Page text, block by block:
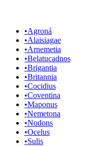
•Agroná
•Alaisiagae
•Arnemetia
•Belatucadnos
•Brigantia
•Britannia
•Cocidius
•Coventina
•Maponus
•Nemetona
•Nodons
•Ocelus
•Sulis